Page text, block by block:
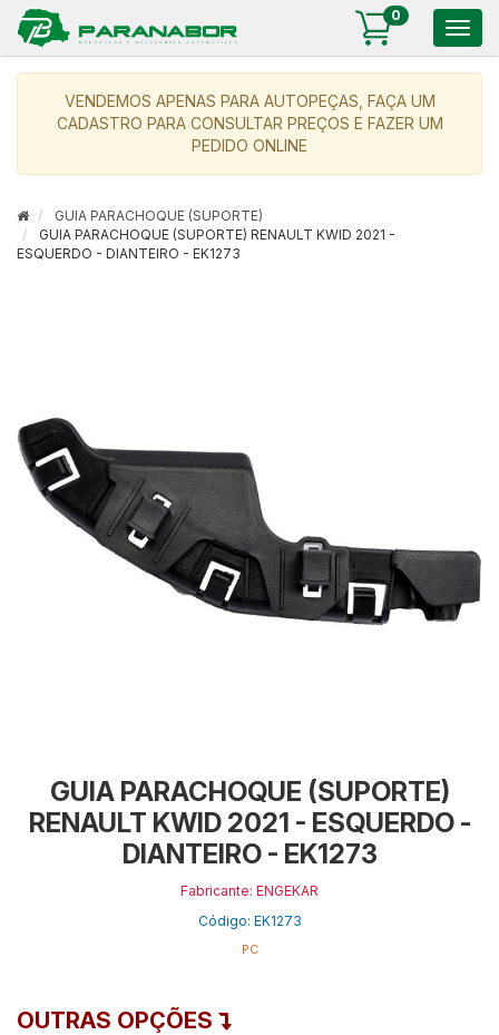
0
VENDEMOS APENAS PARA AUTOPEÇAS, FAÇA UM
CADASTRO PARA CONSULTAR PREÇOS E FAZER UM
PEDIDO ONLINE
GUIA PARACHOQUE (SUPORTE)
GUIA PARACHOQUE (SUPORTE) RENAULT KWID 2021 -
ESQUERDO - DIANTEIRO - EK1273
GUIA PARACHOQUE (SUPORTE)
RENAULT KWID 2021 - ESQUERDO -
DIANTEIRO - EK1273
Fabricante: ENGEKAR
Código: EK1273
PC
OUTRAS OPÇÕES